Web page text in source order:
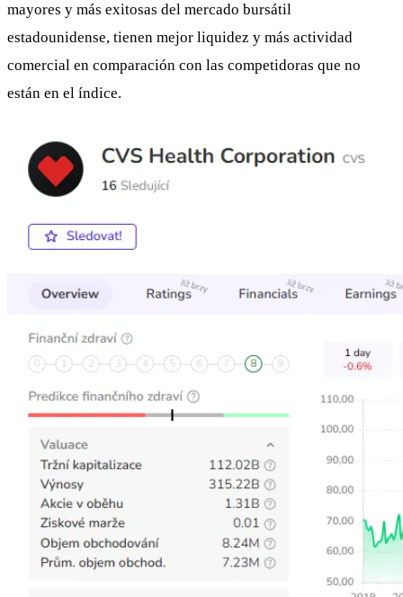
mayores y más exitosas del mercado bursátil
estadounidense, tienen mejor liquidez y más actividad
comercial en comparación con las competidoras que no
están en el índice.